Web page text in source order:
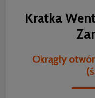
Kratka
Okrągły